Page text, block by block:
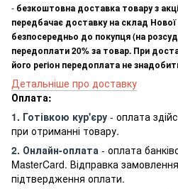
- безкоштовна доставка товару з
передбачає доставку на склад
безпосередньо до покупця (на
передоплати 20% за товар. При
його регіон передоплата не
Детальніше про доставку
Оплата:
1. Готівкою кур'єру - оплата
при отриманні товару.
2. Онлайн-оплата - оплата
MasterCard. Відправка
підтвердження оплати.